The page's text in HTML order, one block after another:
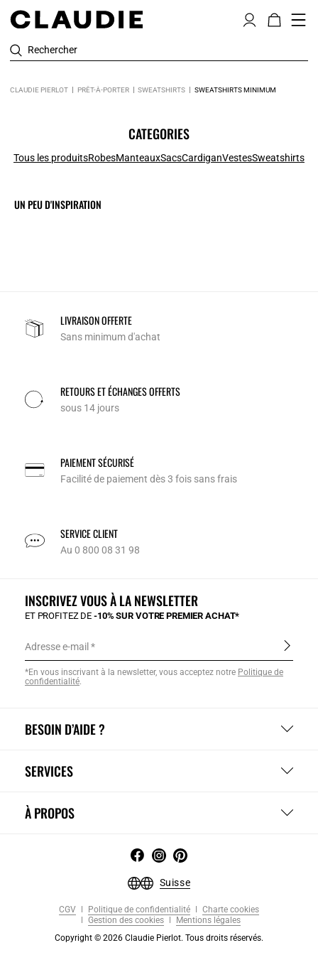
Rechercher
CLAUDIE PIERLOT PRÊT-À-PORTER SWEATSHIRTS SWEATSHIRTS MINIMUM
CATEGORIES
Tous les produitsRobesManteauxSacsCardiganVestesSweatshirts
UN PEU D'INSPIRATION
LIVRAISON OFFERTE
Sans minimum d'achat
RETOURS ET ÉCHANGES OFFERTS
sous 14 jours
PAIEMENT SÉCURISÉ
Facilité de paiement dès 3 fois sans frais
SERVICE CLIENT
Au 0 800 08 31 98
BESOIN D’AIDE ?
SERVICES
À PROPOS
INSCRIVEZ VOUS À LA NEWSLETTER
ET PROFITEZ DE-10% SUR VOTRE PREMIER ACHAT*
Adresse e-mail
*En vous inscrivant à la newsletter, vous acceptez notre Politique de
confidentialité.
Suisse
CGV Politique de confidentialité
Charte cookies
Gestion des cookies
Mentions légales
Copyright © 2026 Claudie Pierlot. Tous droits réservés.